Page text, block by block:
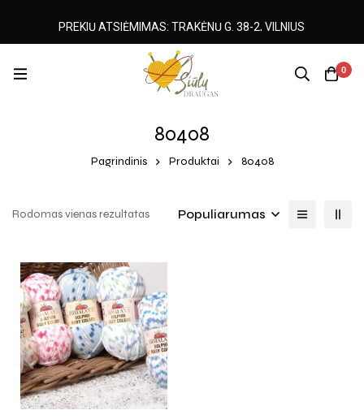
0
80408
Pagrindinis Produktai 80408
Rodomas vienas rezultatas Populiarumas
PREKIŲ ATSIĖMIMAS: TRAKĖNŲ G. 38-2, VILNIUS